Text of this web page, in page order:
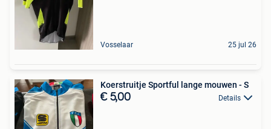
Vosselaar 25 jul 26
Koerstruitje Sportful lange mouwen - S
€ 5,00 Details